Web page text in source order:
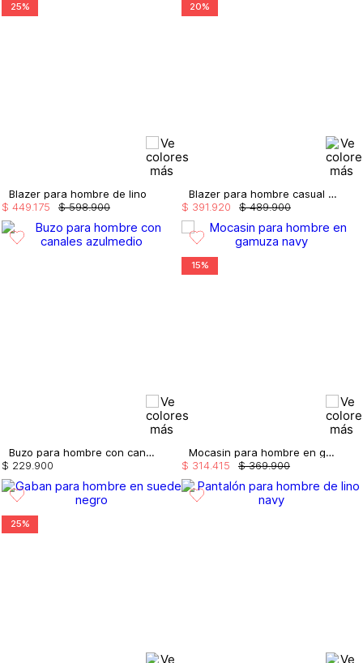
25%
Blazer para hombre de lino
$ 598.900
$ 449175
20%
Blazer para hombre casual de rayas
$ 489.900
$ 391 920
Buzo para hombre con canales
$ 229 900
15%
Mocasin para hombre en gamuza
$ 369.900
$ 314415
25%